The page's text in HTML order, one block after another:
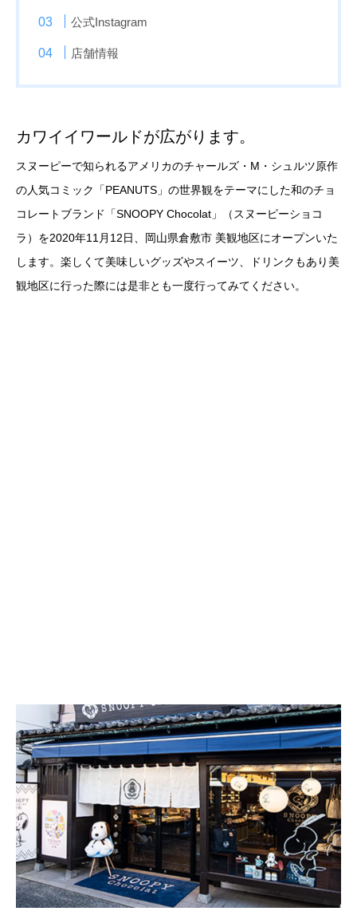
公式Instagram
店舗情報
カワイイワールドが広がります。
スヌーピーで知られるアメリカのチャールズ・M・シュルツ原作
の人気コミック「PEANUTS」の世界観をテーマにした和のチョ
コレートブランド「SNOOPY Chocolat」（スヌーピーショコ
ラ）を2020年11月12日、岡山県倉敷市 美観地区にオープンいた
します。楽しくて美味しいグッズやスイーツ、ドリンクもあり美
観地区に行った際には是非とも一度行ってみてください。